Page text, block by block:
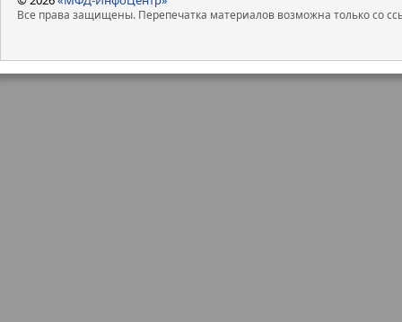
Все права защищены. Перепечатка материалов возможна только со